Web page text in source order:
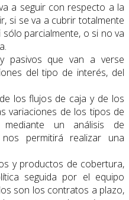
a seguir con respecto a la
si se va a cubrir totalmente
parcialmente, o si no va
pasivos que van a verse
del tipo de interés, del
los flujos de caja y de los
variaciones de los tipos de
un análisis de
permitirá realizar una
y productos de cobertura,
seguida por el equipo
son los contratos a plazo,